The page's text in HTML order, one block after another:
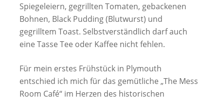
Spiegeleiern, gegrillten Tomaten, gebackenen
Bohnen, Black Pudding (Blutwurst) und
gegrilltem Toast. Selbstverständlich darf auch
eine Tasse Tee oder Kaffee nicht fehlen.
Für mein erstes Frühstück in Plymouth
entschied ich mich für das gemütliche „The Mess
Room Café“ im Herzen des historischen